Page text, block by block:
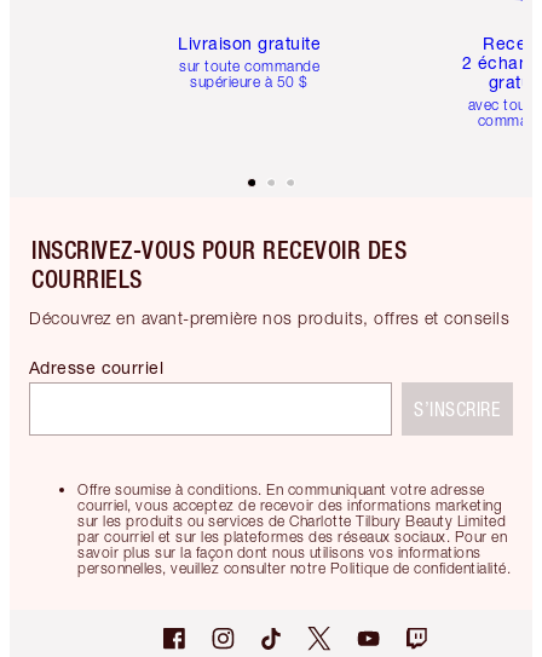
Livraison gratuite
sur toute commande
supérieure à 50 $
2
avec
INSCRIVEZ-VOUS POUR RECEVOIR DES
COURRIELS
Découvrez en avant-première nos produits, offres et conseils
Offre soumise à conditions. En communiquant votre adresse
courriel, vous acceptez de recevoir des informations marketing
sur les produits ou services de Charlotte Tilbury Beauty Limited
par courriel et sur les plateformes des réseaux sociaux. Pour en
savoir plus sur la façon dont nous utilisons vos informations
personnelles, veuillez consulter notre Politique de confidentialité.
Adresse courriel
S’INSCRIRE